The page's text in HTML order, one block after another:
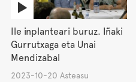
Ile inplanteari buruz. Iñaki
Gurrutxaga eta Unai
Mendizabal
2023-10-20 Asteasu